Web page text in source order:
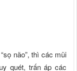
não”, thì các mũi
quét, trấn áp các